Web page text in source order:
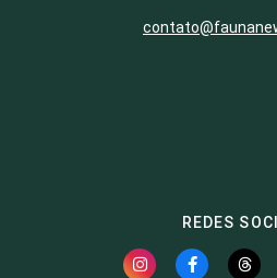
REDES